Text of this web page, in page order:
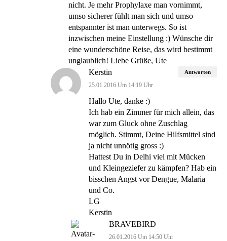
nicht. Je mehr Prophylaxe man vornimmt,
umso sicherer fühlt man sich und umso
entspannter ist man unterwegs. So ist
inzwischen meine Einstellung :) Wünsche dir
eine wunderschöne Reise, das wird bestimmt
unglaublich! Liebe Grüße, Ute
Kerstin
25.01.2016 Um 14:19 Uhr
Hallo Ute, danke :)
Ich hab ein Zimmer für mich allein, das
war zum Gluck ohne Zuschlag
möglich. Stimmt, Deine Hilfsmittel sind
ja nicht unnötig gross :)
Hattest Du in Delhi viel mit Mücken
und Kleingeziefer zu kämpfen? Hab ein
bisschen Angst vor Dengue, Malaria
und Co.
LG
Kerstin
Antworten
BRAVEBIRD
26.01.2016 Um 14:50 Uhr